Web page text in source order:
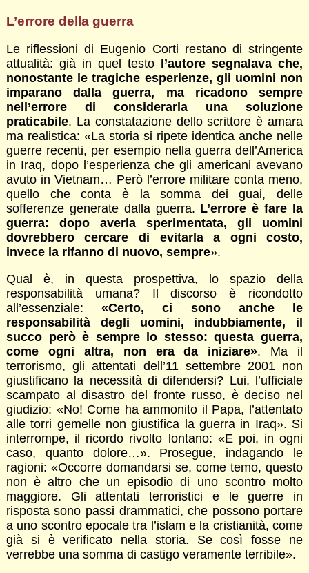
L’errore della guerra
Le riflessioni di Eugenio Corti restano di stringente
attualità: già in quel testo
l’autore segnalava che,
nonostante le tragiche esperienze, gli uomini non
imparano dalla guerra, ma ricadono sempre
nell’errore di considerarla una soluzione
praticabile. La constatazione dello scrittore è amara
ma realistica: «La storia si ripete identica anche nelle
guerre recenti, per esempio nella guerra dell’America
in Iraq, dopo l’esperienza che gli americani avevano
avuto in Vietnam… Però l’errore militare conta meno,
quello che conta è la somma dei guai, delle
sofferenze generate dalla guerra. L’errore è fare la
guerra: dopo averla sperimentata, gli uomini
dovrebbero cercare di evitarla a ogni costo,
invece la rifanno di nuovo, sempre».
Qual è, in questa prospettiva, lo spazio della
responsabilità umana? Il discorso è ricondotto
all’essenziale:«Certo, ci sono anche le
responsabilità degli uomini, indubbiamente, il
succo però è sempre lo stesso: questa guerra,
come ogni altra, non era da iniziare». Ma il
terrorismo, gli attentati dell’11 settembre 2001 non
giustificano la necessità di difendersi? Lui, l’ufficiale
scampato al disastro del fronte russo, è deciso nel
giudizio: «No! Come ha ammonito il Papa, l’attentato
alle torri gemelle non giustifica la guerra in Iraq». Si
interrompe, il ricordo rivolto lontano: «E poi, in ogni
caso, quanto dolore…». Prosegue, indagando le
ragioni: «Occorre domandarsi se, come temo, questo
non è altro che un episodio di uno scontro molto
maggiore. Gli attentati terroristici e le guerre in
risposta sono passi drammatici, che possono portare
a uno scontro epocale tra l’islam e la cristianità, come
già si è verificato nella storia. Se così fosse ne
verrebbe una somma di castigo veramente terribile».